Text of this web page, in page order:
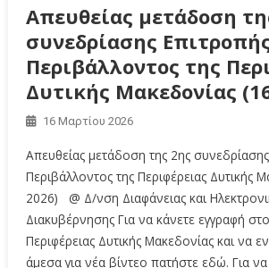
Απευθείας μετάδοση
συνεδρίασης
Περιβάλλοντος της
Δυτικής Μακεδονίας
16 Μαρτίου 2026
Απευθείας μετάδοση της 2ης
Περιβάλλοντος της Περιφέρειας Δυτικής
2026) @ Δ/νση Διαφάνειας και
Διακυβέρνησης Για να κάνετε εγγραφή
Περιφέρειας Δυτικής Μακεδονίας και να
άμεσα για νέα βίντεο πατήστε εδώ. Για να